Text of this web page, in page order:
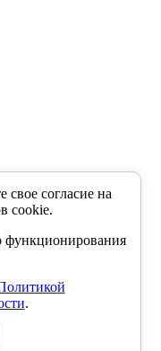
High feed
feed
пластинами
свое согласие на
cookie.
функционирования
.